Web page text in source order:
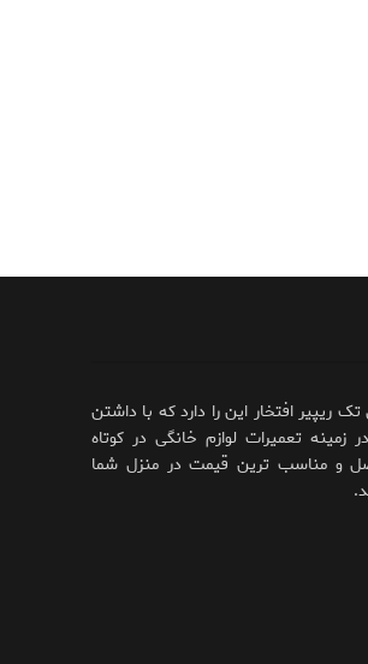
تک ریپیر افتخار این را دارد که با داشتن
تعمیرات لوازم خانگی در کوتاه
و مناسب ترین قیمت در منزل شما